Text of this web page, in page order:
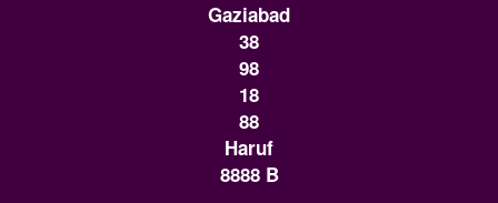
Gaziabad
38
98
18
88
Haruf
8888 B